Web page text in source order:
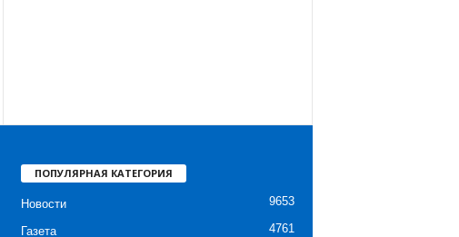
ПОПУЛЯРНАЯ КАТЕГОРИЯ
Новости 9653
Газета 4761